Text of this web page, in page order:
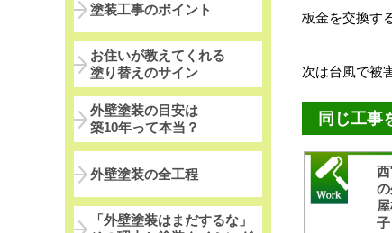
板金を交換す
次は台風で被
同じ工事
子
塗装工事のポイント
お住いが教えてくれる
塗り替えのサイン
外壁塗装の目安は
築10年って本当？
外壁塗装の全工程
「外壁塗装はまだするな」